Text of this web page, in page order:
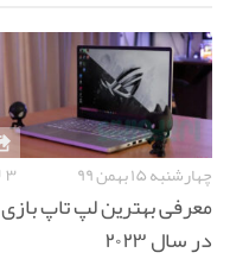
چهارشنبه ۱۵ بهمن ۹۹ ۳
معرفی بهترین لپ تاپ بازی
در سال ۲۰۲۳